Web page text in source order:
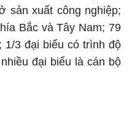
sản xuất công nghiệp;
Bắc và Tây Nam; 79
1/3 đại biểu có trình độ
đại biểu là cán bộ